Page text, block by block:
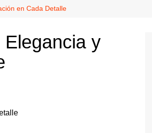
Terms and Conditions
en Cada Detalle
y